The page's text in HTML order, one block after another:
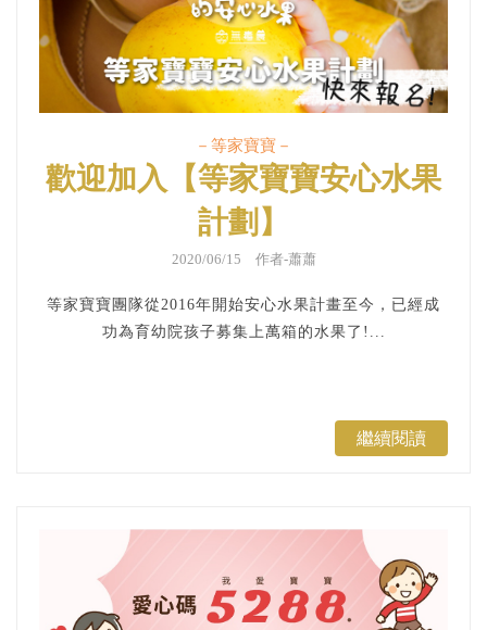
－等家寶寶－
歡迎加入【等家寶寶安心水果
計劃】
2020/06/15 作者-蕭蕭
等家寶寶團隊從2016年開始安心水果計畫至今，已經成
功為育幼院孩子募集上萬箱的水果了!...
繼續閱讀